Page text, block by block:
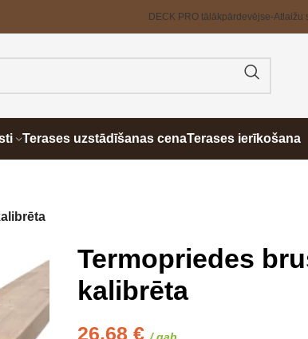
DECK PRO tālākpārdevējse-Atlaižu
Terases uzstādīšanas cenaTerases ierīkošana
Termopriedes
kalibrēta
26,68 €